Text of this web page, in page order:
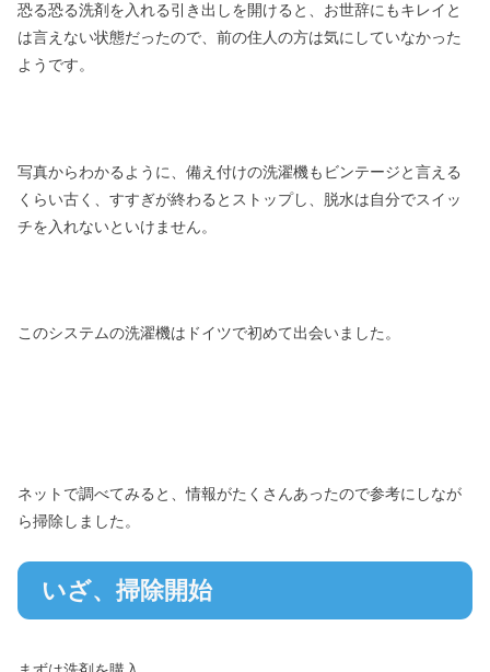
恐る恐る洗剤を入れる引き出しを開けると、お世辞にもキレイと
は言えない状態だったので、前の住人の方は気にしていなかった
ようです。
写真からわかるように、備え付けの洗濯機もビンテージと言える
くらい古く、すすぎが終わるとストップし、脱水は自分でスイッ
チを入れないといけません。
このシステムの洗濯機はドイツで初めて出会いました。
ネットで調べてみると、情報がたくさんあったので参考にしなが
ら掃除しました。
いざ、掃除開始